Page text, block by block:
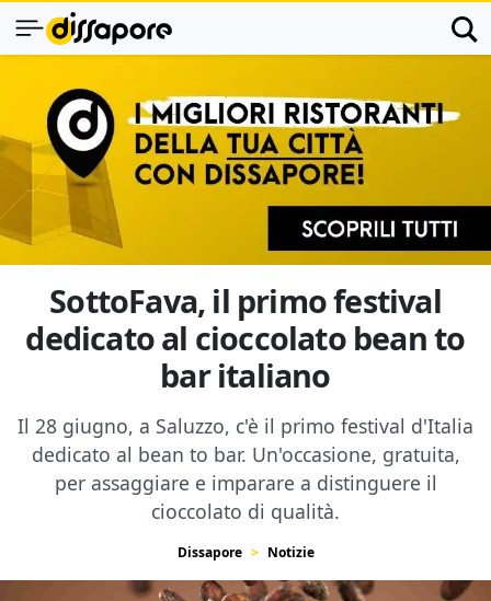
SottoFava, il primo festival
dedicato al cioccolato bean to
bar italiano
Il 28 giugno, a Saluzzo, c'è il primo festival d'Italia
dedicato al bean to bar. Un'occasione, gratuita,
per assaggiare e imparare a distinguere il
cioccolato di qualità.
Dissapore Notizie